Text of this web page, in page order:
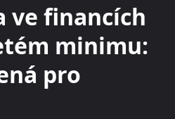
ve financích
minimu:
pro